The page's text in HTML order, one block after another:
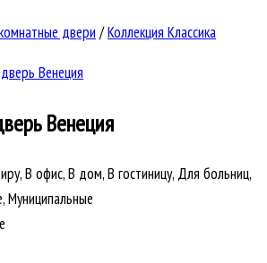
двери /Коллекция Классика
Венеция
В офис, В дом, В гостиницу, Для больниц,
Муниципальные